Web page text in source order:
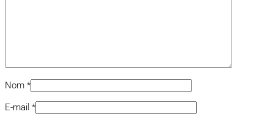
Nom *
E-mail *